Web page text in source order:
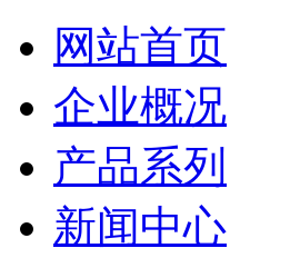
网站首页
企业概况
产品系列
新闻中心